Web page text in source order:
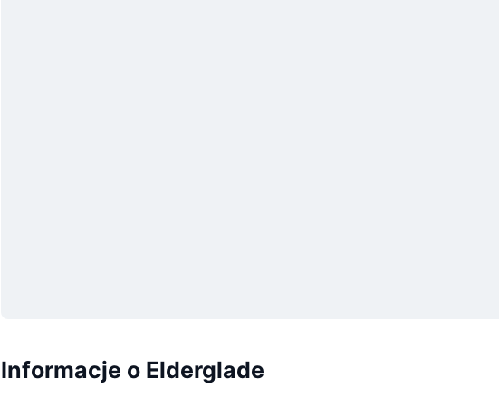
Informacje o Elderglade